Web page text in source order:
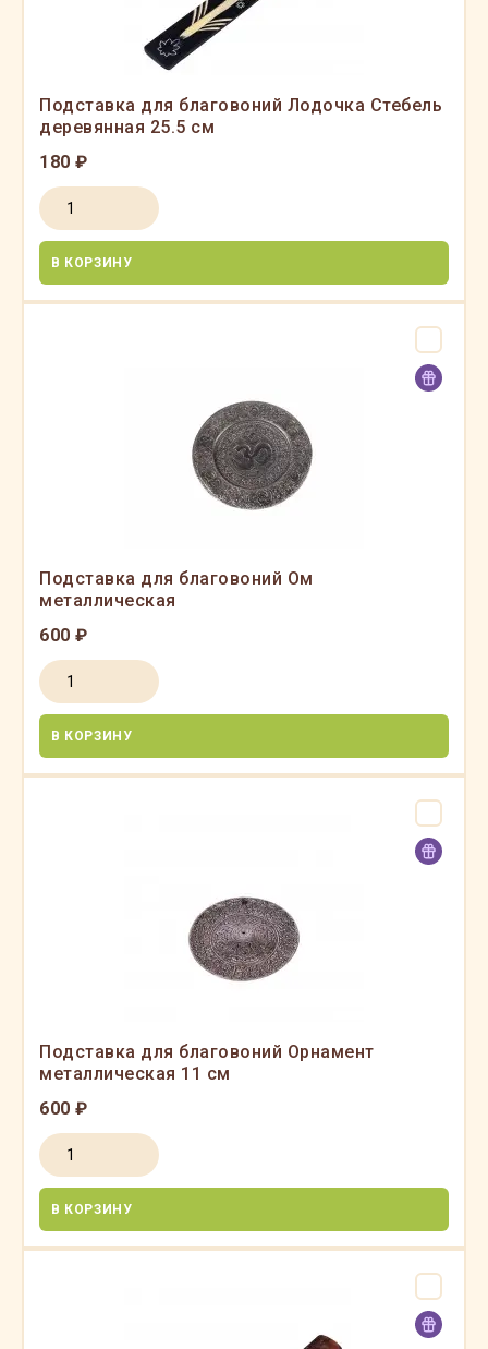
Подставка для благовоний Лодочка Стебель
деревянная 25.5 см
180 ₽
В КОРЗИНУ
Подставка для благовоний Ом
металлическая
600 ₽
В КОРЗИНУ
Подставка для благовоний Орнамент
металлическая 11 см
600 ₽
В КОРЗИНУ